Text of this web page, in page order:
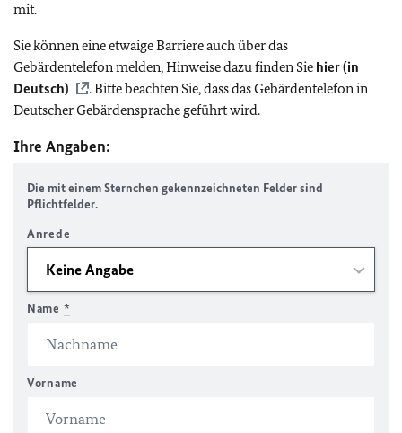
mit.
Sie können eine etwaige Barriere auch über das
Gebärdentelefon melden, Hinweise dazu finden Sie hier (in
Deutsch)
. Bitte beachten Sie, dass das Gebärdentelefon in
Deutscher Gebärdensprache geführt wird.
Ihre Angaben:
Die mit einem Sternchen gekennzeichneten Felder sind
Pflichtfelder.
Anrede
Name *
Vorname